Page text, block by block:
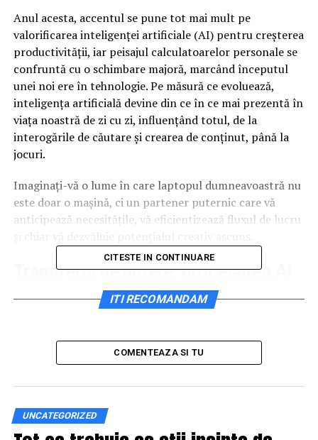
Anul acesta, accentul se pune tot mai mult pe
valorificarea inteligenței artificiale (AI) pentru creșterea
productivității, iar peisajul calculatoarelor personale se
confruntă cu o schimbare majoră, marcând începutul
unei noi ere în tehnologie. Pe măsură ce evoluează,
inteligența artificială devine din ce în ce mai prezentă în
viața noastră de zi cu zi, influențând totul, de la
interogările de căutare și crearea de conținut, până la
jocuri.
Imaginați-vă o lume în care laptopul dumneavoastră nu
este doar o mașină, ci un partener puternic care vă
anticipează necesitățile, vă eficientizează fluxul de lucru
Transferul de putere: procesarea AI
laîndemâna oricui
inteligent de editare a imaginilor la asistenți vocali care
pot traduce limbi străine în timp real. Dar aceste
probleme de securitate.
CITESTE IN CONTINUARE
ITI RECOMANDAM
COMENTEAZA SI TU
UNCATEGORIZED